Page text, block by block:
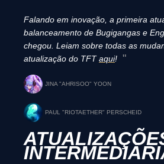
Falando em inovação, a primeira
balanceamento de Bugigangas e
chegou. Leiam sobre todas as
atualização do TFTaqui!
JINA "AHRISOO" YOON
PAUL "RIOTAETHER" PERSCHEID